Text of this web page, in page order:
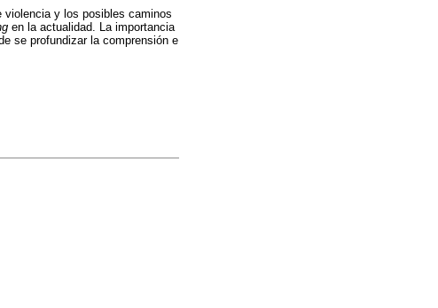
violencia y los posibles caminos
en la actualidad. La importancia
se profundizar la comprensión e